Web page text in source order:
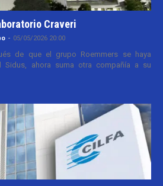
Craveri
- 05/05/2026 20:00
de que el grupo Roemmers se haya
Sidus, ahora suma otra compañía a su